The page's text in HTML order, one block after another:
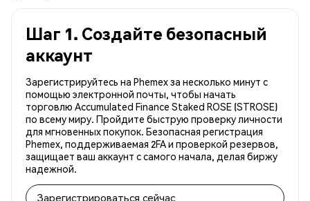
Шаг 1. Создайте безопасный
аккаунт
Зарегистрируйтесь на Phemex за несколько минут с
помощью электронной почты, чтобы начать
торговлю Accumulated Finance Staked ROSE (STROSE)
по всему миру. Пройдите быструю проверку личности
для мгновенных покупок. Безопасная регистрация
Phemex, поддерживаемая 2FA и проверкой резервов,
защищает ваш аккаунт с самого начала, делая биржу
надежной.
Зарегистрироваться сейчас